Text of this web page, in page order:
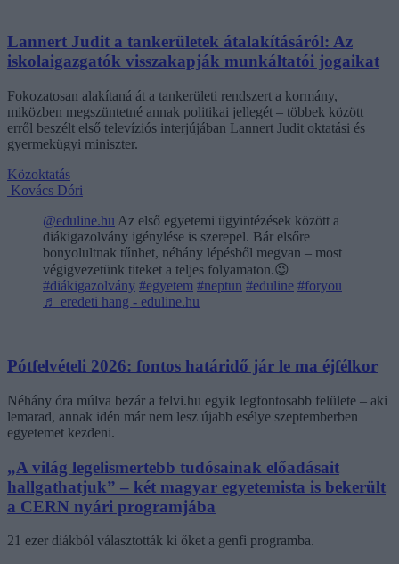
Lannert Judit a tankerületek átalakításáról: Az
iskolaigazgatók visszakapják munkáltatói jogaikat
Fokozatosan alakítaná át a tankerületi rendszert a kormány,
miközben megszüntetné annak politikai jellegét – többek között
erről beszélt első televíziós interjújában Lannert Judit oktatási és
gyermekügyi miniszter.
Közoktatás
Kovács Dóri
@eduline.hu Az első egyetemi ügyintézések között a
diákigazolvány igénylése is szerepel. Bár elsőre
bonyolultnak tűnhet, néhány lépésből megvan – most
végigvezetünk titeket a teljes folyamaton.😉
#diákigazolvány #egyetem #neptun #eduline #foryou
♬ eredeti hang - eduline.hu
Pótfelvételi 2026: fontos határidő jár le ma éjfélkor
Néhány óra múlva bezár a felvi.hu egyik legfontosabb felülete – aki
lemarad, annak idén már nem lesz újabb esélye szeptemberben
egyetemet kezdeni.
„A világ legelismertebb tudósainak előadásait
hallgathatjuk” – két magyar egyetemista is bekerült
a CERN nyári programjába
21 ezer diákból választották ki őket a genfi programba.